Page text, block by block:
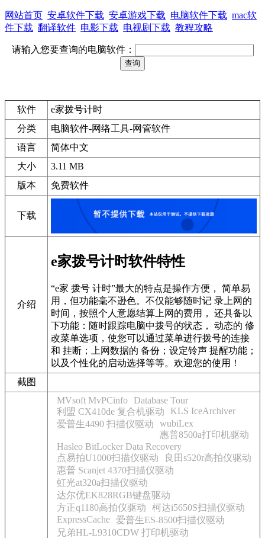
网站首页 安卓软件下载 安卓游戏下载 电脑软件下载 mac软
件下载 翻译软件 电影下载 电视剧下载 教程攻略
请输入您要查询的电脑软件：
软件
e家拨号计时
分类
电脑软件-网络工具-网管软件
语言
简体中文
大小
3.11 MB
版本
免费软件
下载
介绍
e家拨号计时软件特性
“e家 拨号 计时”最大的特点是操作方便， 简单易
用，但功能毫不逊色。不仅能够随时记 录上网的
时间，按照个人意愿结算上网的费用， 还具备以
下功能：随时跟踪电脑中拨号的状态， 动态的 修
改菜单选项，使您可以通过菜单进行拨号的连接
和 挂断；上网数据的 备份；设定铃声 提醒功能；
以及个性化的启动选择等等。欢迎您的使用！
截图
MVsoft MvPCinfo
Database Tour
利盟 CX410de 复合机驱动
KLS IceArchiver
爱普生4490 扫描仪驱动
wubiLex
惠普8500a打印机驱动
Hasleo BitLocker Data Recovery
点易拍U1000扫描仪驱动
良田s520r高拍仪驱动
惠普 Scanjet 4370扫描仪驱动
虹光at320a扫描仪驱动
达尔优EK828RGB键盘驱动
方正q1180高拍仪驱动
柯达i5650S扫描仪驱动
ExpressCache
爱普生ES-8500扫描仪驱动
兄弟HL-L9310CDW 打印机驱动